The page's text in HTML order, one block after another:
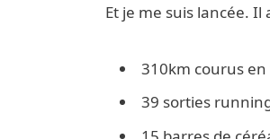
Et je me suis lancée. Il
310km courus
39 sorties